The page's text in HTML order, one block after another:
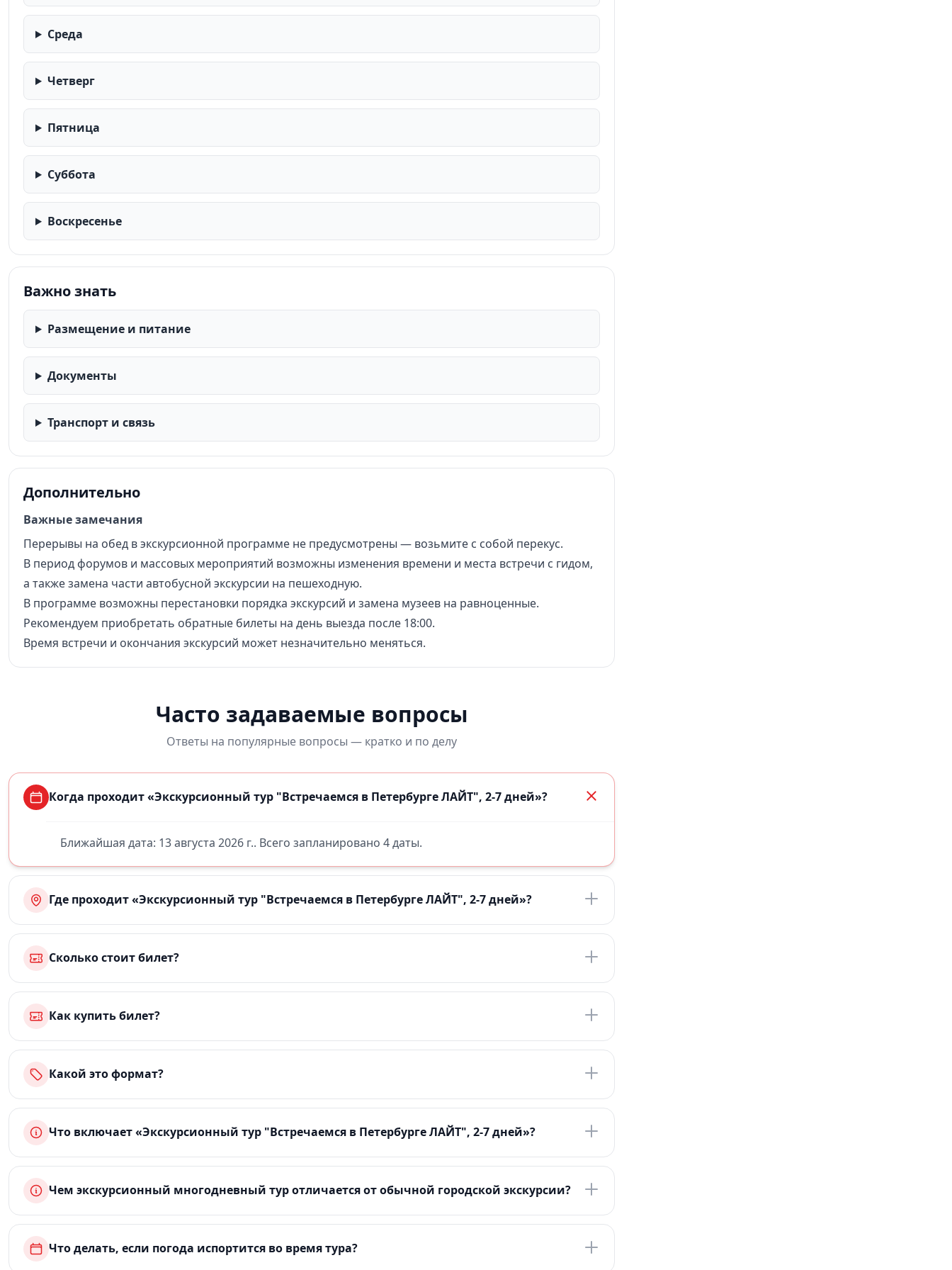
Среда
Четверг
Пятница
Суббота
Воскресенье
Важно знать
Размещение и питание
Документы
Транспорт и связь
Дополнительно
Важные замечания
Перерывы на обед в экскурсионной программе не предусмотрены — возьмите с собой перекус.
В период форумов и массовых мероприятий возможны изменения времени и места встречи с гидом,
а также замена части автобусной экскурсии на пешеходную.
В программе возможны перестановки порядка экскурсий и замена музеев на равноценные.
Рекомендуем приобретать обратные билеты на день выезда после 18:00.
Время встречи и окончания экскурсий может незначительно меняться.
Часто задаваемые вопросы
Ответы на популярные вопросы — кратко и по делу
Когда проходит «Экскурсионный тур "Встречаемся в Петербурге ЛАЙТ", 2-7 дней»?
Ближайшая дата: 13 августа 2026 г.. Всего запланировано 4 даты.
Где проходит «Экскурсионный тур "Встречаемся в Петербурге ЛАЙТ", 2-7 дней»?
Сколько стоит билет?
Как купить билет?
Какой это формат?
Что включает «Экскурсионный тур "Встречаемся в Петербурге ЛАЙТ", 2-7 дней»?
Чем экскурсионный многодневный тур отличается от обычной городской экскурсии?
Что делать, если погода испортится во время тура?